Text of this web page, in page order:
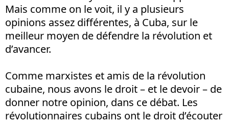
Mais comme on le voit, il y a plusieurs
opinions assez différentes, à Cuba, sur le
meilleur moyen de défendre la révolution et
d’avancer.
Comme marxistes et amis de la révolution
cubaine, nous avons le droit – et le devoir – de
donner notre opinion, dans ce débat. Les
révolutionnaires cubains ont le droit d’écouter